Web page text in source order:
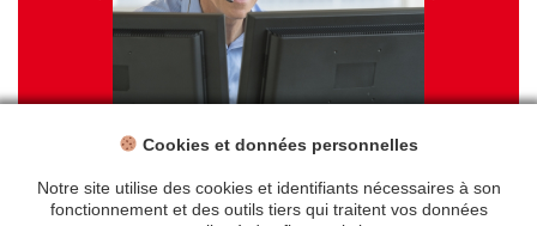
NOS FORMATIONS
Cookies et données personnelles
Notre site utilise des cookies et identifiants nécessaires à son
fonctionnement et des outils tiers qui traitent vos données